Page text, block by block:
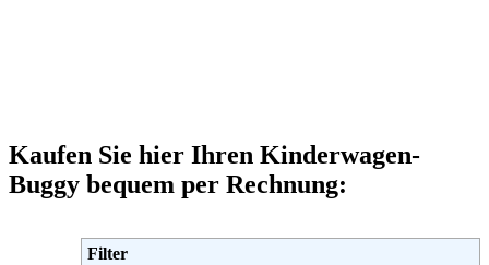
Kaufen Sie hier Ihren Kinderwagen-
Buggy bequem per Rechnung:
Filter